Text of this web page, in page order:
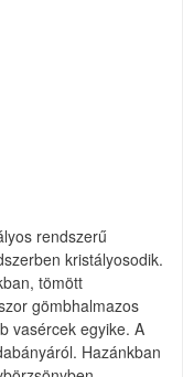
rendszerű
kristályosodik.
tömött
gömbhalmazos
vasércek egyike. A
Hazánkban